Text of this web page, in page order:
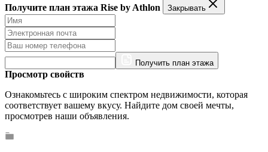
Получите план этажа Rise by Athlon Закрывать
Получить план этажа
Просмотр свойств
Ознакомьтесь с широким спектром недвижимости, которая
соответствует вашему вкусу. Найдите дом своей мечты,
просмотрев наши объявления.